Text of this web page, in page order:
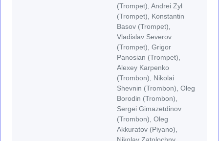
(Trompet), Andrei Zyl
(Trompet), Konstantin
Basov (Trompet),
Vladislav Severov
(Trompet), Grigor
Panosian (Trompet),
Alexey Karpenko
(Trombon), Nikolai
Shevnin (Trombon), Oleg
Borodin (Trombon),
Sergei Gimazetdinov
(Trombon), Oleg
Akkuratov (Piyano),
Nikolay Zatolochny